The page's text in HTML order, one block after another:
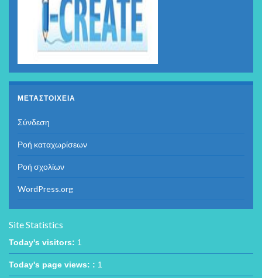
ΜΕΤΑΣΤΟΙΧΕΊΑ
Σύνδεση
Ροή καταχωρίσεων
Ροή σχολίων
WordPress.org
Site Statistics
Today's visitors: 1
Today's page views: : 1